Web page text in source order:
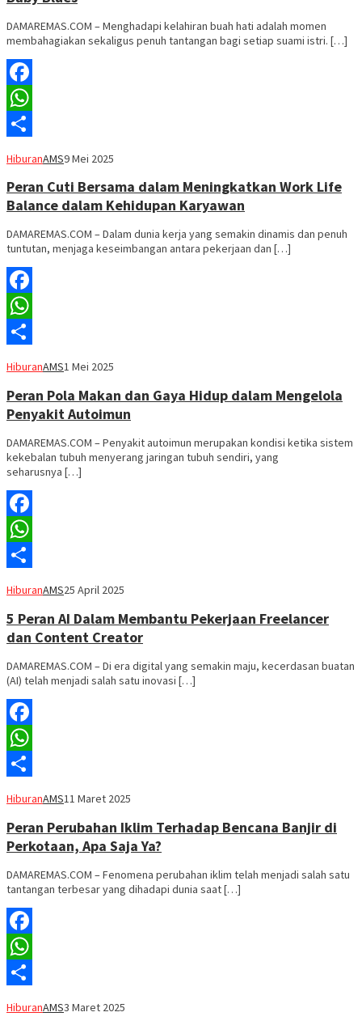
DAMAREMAS.COM – Menghadapi kelahiran buah hati adalah momen
membahagiakan sekaligus penuh tantangan bagi setiap suami istri. […]
Facebook
WhatsApp
HiburanAMS9 Mei 2025
Peran Cuti Bersama dalam Meningkatkan Work Life
Balance dalam Kehidupan Karyawan
DAMAREMAS.COM – Dalam dunia kerja yang semakin dinamis dan penuh
tuntutan, menjaga keseimbangan antara pekerjaan dan […]
Facebook
WhatsApp
HiburanAMS1 Mei 2025
Peran Pola Makan dan Gaya Hidup dalam Mengelola
Penyakit Autoimun
DAMAREMAS.COM – Penyakit autoimun merupakan kondisi ketika sistem
kekebalan tubuh menyerang jaringan tubuh sendiri, yang
seharusnya […]
Facebook
WhatsApp
HiburanAMS25 April 2025
5 Peran AI Dalam Membantu Pekerjaan Freelancer
dan Content Creator
DAMAREMAS.COM – Di era digital yang semakin maju, kecerdasan buatan
(AI) telah menjadi salah satu inovasi […]
Facebook
WhatsApp
HiburanAMS11 Maret 2025
Peran Perubahan Iklim Terhadap Bencana Banjir di
Perkotaan, Apa Saja Ya?
DAMAREMAS.COM – Fenomena perubahan iklim telah menjadi salah satu
tantangan terbesar yang dihadapi dunia saat […]
Facebook
WhatsApp
HiburanAMS3 Maret 2025